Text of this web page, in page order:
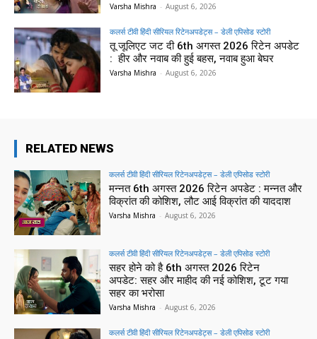
Varsha Mishra - August 6, 2026
कलर्स टीवी हिंदी सीरियल रिटेनअपडेट्स – डेली एपिसोड स्टोरी
तू जूलिएट जट दी 6th अगस्त 2026 रिटेन अपडेट
: हीर और नवाब की हुई बहस, नवाब हुआ बेघर
Varsha Mishra - August 6, 2026
RELATED NEWS
कलर्स टीवी हिंदी सीरियल रिटेनअपडेट्स – डेली एपिसोड स्टोरी
मन्नत 6th अगस्त 2026 रिटेन अपडेट : मन्नत और
विक्रांत की कोशिश, लौट आई विक्रांत की याददाश
Varsha Mishra - August 6, 2026
कलर्स टीवी हिंदी सीरियल रिटेनअपडेट्स – डेली एपिसोड स्टोरी
सहर होने को है 6th अगस्त 2026 रिटेन
अपडेट: सहर और माहीद की नई कोशिश, टूट गया
सहर का भरोसा
Varsha Mishra - August 6, 2026
कलर्स टीवी हिंदी सीरियल रिटेनअपडेट्स – डेली एपिसोड स्टोरी